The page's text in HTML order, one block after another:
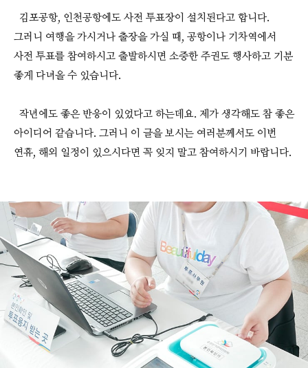
김포공항, 인천공항에도 사전 투표장이 설치된다고 합니다.
그러니 여행을 가시거나 출장을 가실 때, 공항이나 기차역에서
사전 투표를 참여하시고 출발하시면 소중한 주권도 행사하고 기분
좋게 다녀올 수 있습니다.
작년에도 좋은 반응이 있었다고 하는데요. 제가 생각해도 참 좋은
아이디어 같습니다. 그러니 이 글을 보시는 여러분께서도 이번
연휴, 해외 일정이 있으시다면 꼭 잊지 말고 참여하시기 바랍니다.